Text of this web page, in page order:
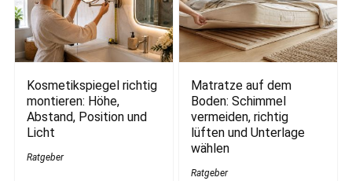
Kosmetikspiegel richtig
montieren: Höhe,
Abstand, Position und
Licht
Ratgeber
Matratze auf dem
Boden: Schimmel
vermeiden, richtig
lüften und Unterlage
wählen
Ratgeber